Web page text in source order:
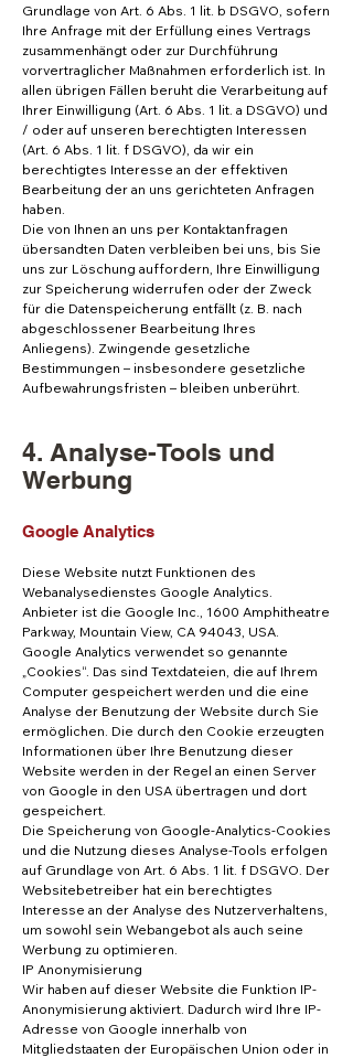
Grundlage von Art. 6 Abs. 1 lit. b DSGVO, sofern
Ihre Anfrage mit der Erfüllung eines Vertrags
zusammenhängt oder zur Durchführung
vorvertraglicher Maßnahmen erforderlich ist. In
allen übrigen Fällen beruht die Verarbeitung auf
Ihrer Einwilligung (Art. 6 Abs. 1 lit. a DSGVO) und
/ oder auf unseren berechtigten Interessen
(Art. 6 Abs. 1 lit. f DSGVO), da wir ein
berechtigtes Interesse an der effektiven
Bearbeitung der an uns gerichteten Anfragen
haben.
Die von Ihnen an uns per Kontaktanfragen
übersandten Daten verbleiben bei uns, bis Sie
uns zur Löschung auffordern, Ihre Einwilligung
zur Speicherung widerrufen oder der Zweck
für die Datenspeicherung entfällt (z. B. nach
abgeschlossener Bearbeitung Ihres
Anliegens). Zwingende gesetzliche
Bestimmungen – insbesondere gesetzliche
Aufbewahrungsfristen – bleiben unberührt.
4. Analyse-Tools und
Werbung
Google Analytics
Diese Website nutzt Funktionen des
Webanalysedienstes Google Analytics.
Anbieter ist die Google Inc., 1600 Amphitheatre
Parkway, Mountain View, CA 94043, USA.
Google Analytics verwendet so genannte
„Cookies“. Das sind Textdateien, die auf Ihrem
Computer gespeichert werden und die eine
Analyse der Benutzung der Website durch Sie
ermöglichen. Die durch den Cookie erzeugten
Informationen über Ihre Benutzung dieser
Website werden in der Regel an einen Server
von Google in den USA übertragen und dort
gespeichert.
Die Speicherung von Google-Analytics-Cookies
und die Nutzung dieses Analyse-Tools erfolgen
auf Grundlage von Art. 6 Abs. 1 lit. f DSGVO. Der
Websitebetreiber hat ein berechtigtes
Interesse an der Analyse des Nutzerverhaltens,
um sowohl sein Webangebot als auch seine
Werbung zu optimieren.
IP Anonymisierung
Wir haben auf dieser Website die Funktion IP-
Anonymisierung aktiviert. Dadurch wird Ihre IP-
Adresse von Google innerhalb von
Mitgliedstaaten der Europäischen Union oder in